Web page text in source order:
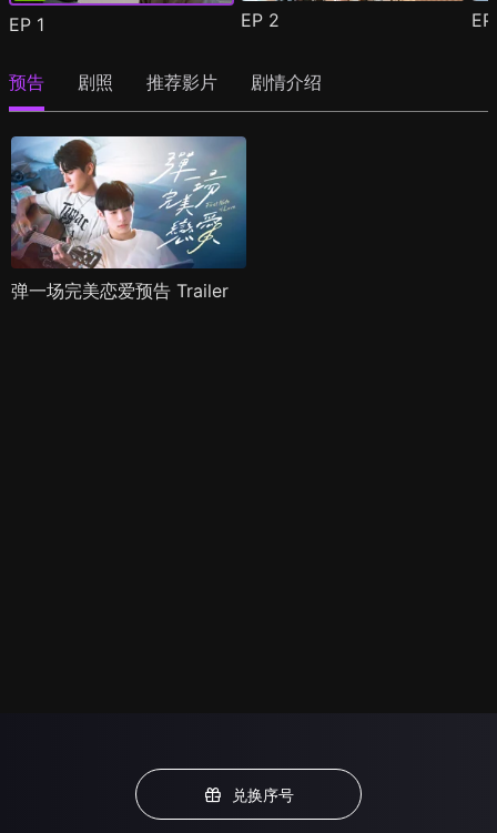
EP 1 EP 2
预告 剧照 推荐影片 剧情介绍
弹一场完美恋爱预告 Trailer
兑换序号